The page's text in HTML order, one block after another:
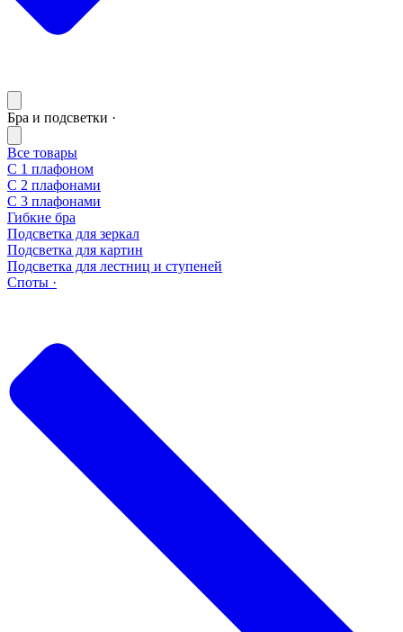
Бра и подсветки ·
Все товары
С 1 плафоном
С 2 плафонами
С 3 плафонами
Гибкие бра
Подсветка для зеркал
Подсветка для картин
Подсветка для лестниц и ступеней
Споты ·